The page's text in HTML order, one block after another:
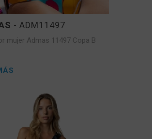
- ADM11497
mujer Admas 11497 Copa B